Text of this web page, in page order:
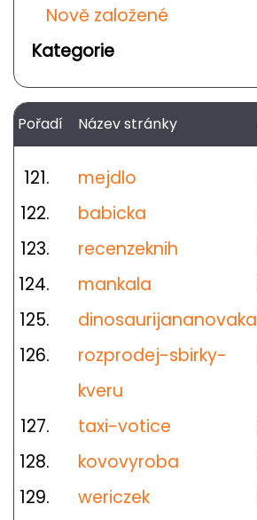
Nově založené
Kategorie
Pořadí Název stránky
121. mejdlo
122.
babicka
123.
recenzeknih
124.
mankala
125.
dinosaurijananovaka
126.
rozprodej-sbirky-
kveru
127. taxi-votice
128.
kovovyroba
129.
wericzek